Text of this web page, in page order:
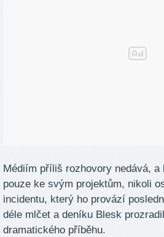
Médiím příliš rozhovory nedává,
pouze ke svým projektům, nikoli
incidentu, který ho provází
déle mlčet a deníku Blesk
dramatického příběhu.